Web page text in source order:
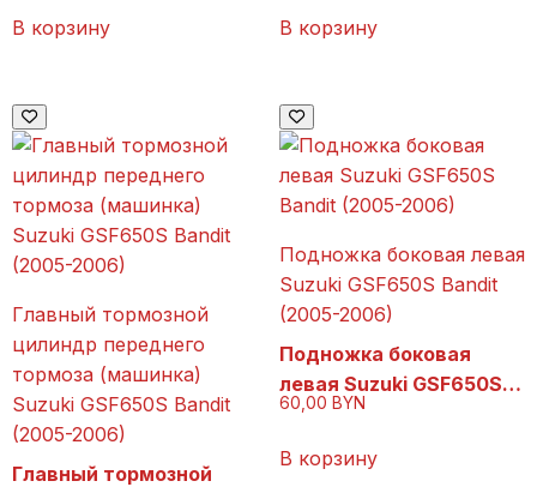
В корзину В корзину
Главный тормозной
цилиндр переднего
тормоза (машинка)
Suzuki GSF650S Bandit
(2005-2006)
Главный тормозной
Подножка боковая левая
Suzuki GSF650S Bandit
(2005-2006)
Подножка боковая
левая Suzuki GSF650S
Bandit (2005-2006)
60,00 BYN
В корзину